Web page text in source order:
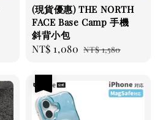
(現貨優惠) THE NORTH
FACE Base Camp 手機
斜背小包
Sale
NT$ 1,080 Regular
NT$ 1,580